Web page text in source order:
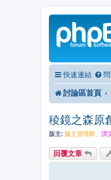
快速連結
討論區首頁
稜鏡之森原
版主: 版主管理群 譯
回覆文章